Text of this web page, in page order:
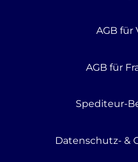
AGB für
AGB für
Spediteur-
Datenschutz- &